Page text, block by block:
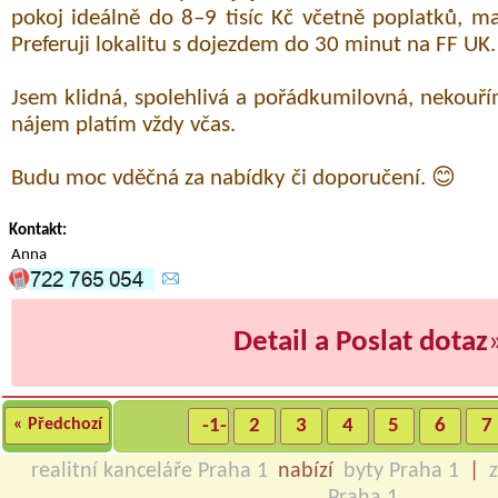
pokoj ideálně do 8–9 tisíc Kč včetně poplatků,
Preferuji lokalitu s dojezdem do 30 minut na FF UK.
Jsem klidná, spolehlivá a pořádkumilovná,
nájem platím vždy včas.
Budu moc vděčná za nabídky či doporučení. 😊
Kontakt:
Anna
Detail a Poslat dotaz
« Předchozí -1- 2 3 4 5 6 7
realitní kanceláře Praha 1 nabízí byty Praha 1